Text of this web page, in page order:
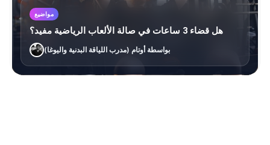
مواضيع
هل قضاء 3 ساعات في صالة الألعاب الرياضية مفيد؟
بواسطة أوتام (مدرب اللياقة البدنية واليوغا)